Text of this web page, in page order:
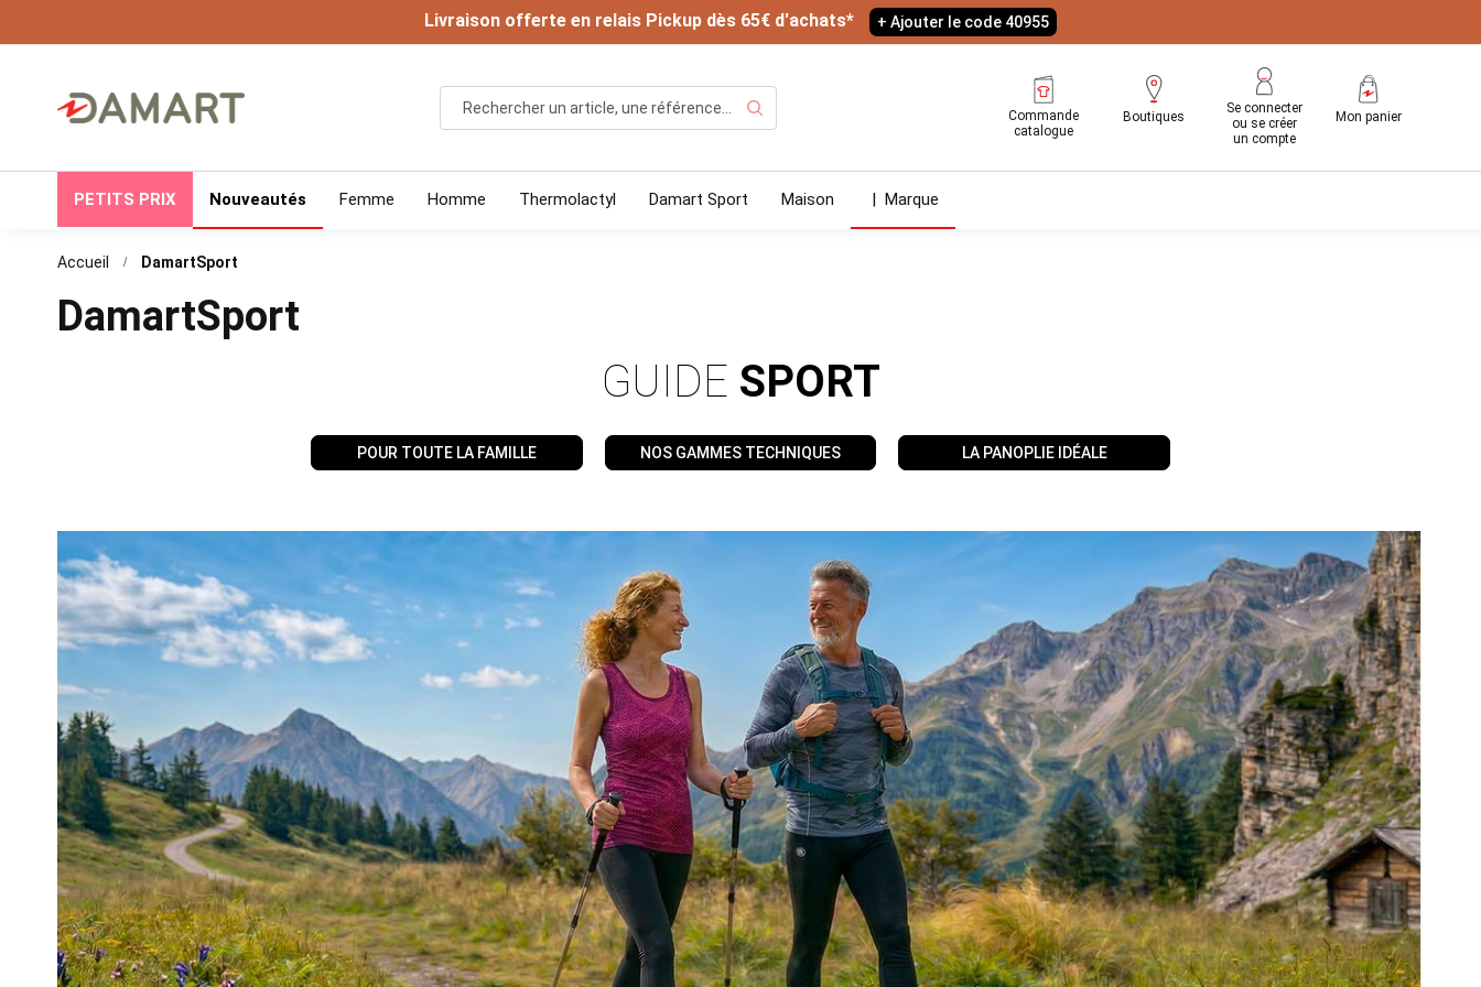
Livraison offerte en relais Pickup dès 65€ d'achats* + Ajouter le code 40955
Rechercher
Commande
catalogue
Boutiques
Se connecter
ou se créer
un compte
Mon panier
PETITS PRIX Nouveautés Femme Homme Thermolactyl Damart Sport Maison | Marque
Accueil DamartSport
DamartSport
GUIDE SPORT
POUR TOUTE LA FAMILLE NOS GAMMES TECHNIQUES LA PANOPLIE IDÉALE